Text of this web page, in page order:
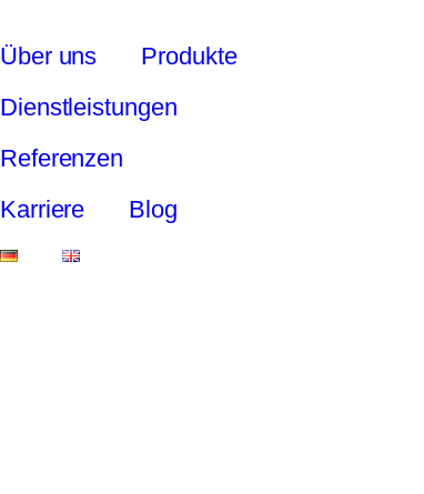
Über uns
Produkte
Dienstleistungen
Referenzen
Karriere
Blog